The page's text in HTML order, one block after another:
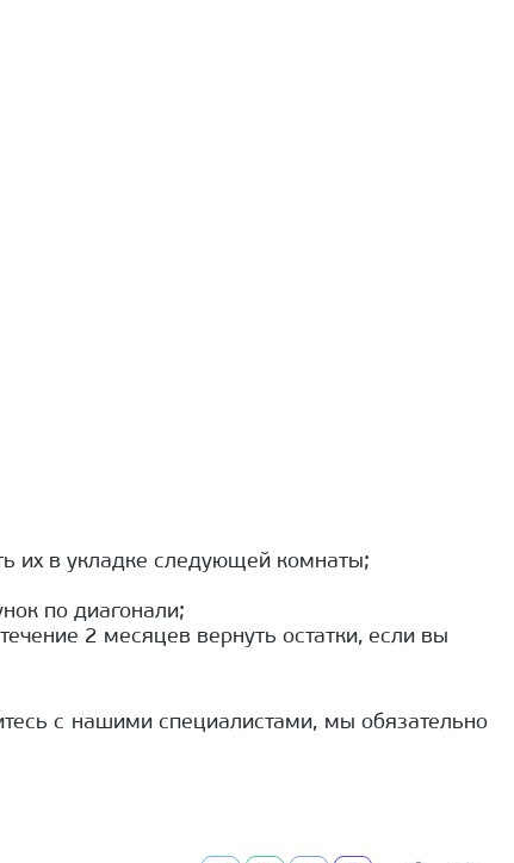
их в укладке следующей комнаты;
по диагонали;
2 месяцев вернуть остатки, если вы
с нашими специалистами, мы обязательно